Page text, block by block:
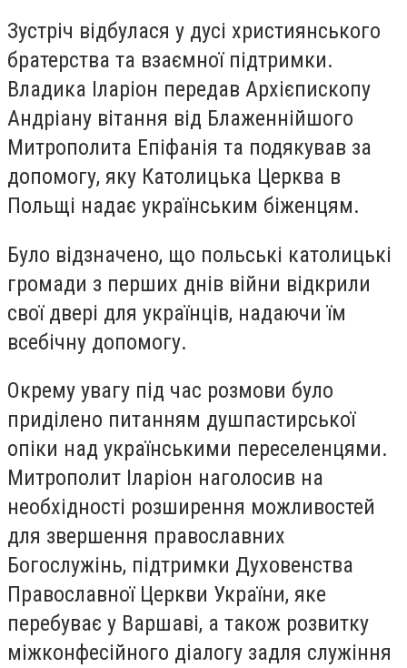
Зустріч відбулася у дусі християнського
братерства та взаємної підтримки.
Владика Іларіон передав Архієпископу
Андріану вітання від Блаженнійшого
Митрополита Епіфанія та подякував за
допомогу, яку Католицька Церква в
Польщі надає українським біженцям.
Було відзначено, що польські католицькі
громади з перших днів війни відкрили
свої двері для українців, надаючи їм
всебічну допомогу.
Окрему увагу під час розмови було
приділено питанням душпастирської
опіки над українськими переселенцями.
Митрополит Іларіон наголосив на
необхідності розширення можливостей
для звершення православних
Богослужінь, підтримки Духовенства
Православної Церкви України, яке
перебуває у Варшаві, а також розвитку
міжконфесійного діалогу задля служіння